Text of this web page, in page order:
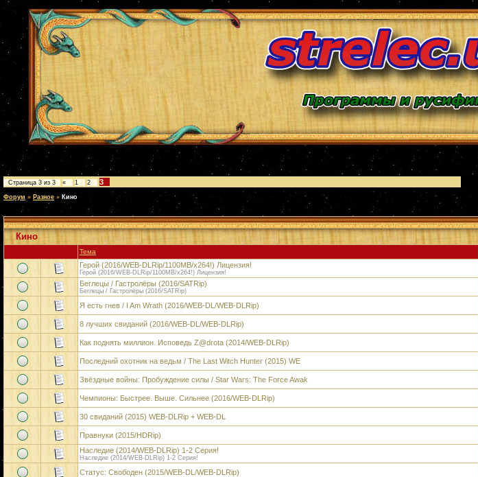
Страница 3 из 3 « 1 2 3
Форум » Разное » Кино
Кино
Тема
Герой (2016/WEB-DLRip/1100MB/х264!) Лицензия!
Герой (2016/WEB-DLRip/1100MB/х264!) Лицензия!
Беглецы / Гастролёры (2016/SATRip)
Беглецы / Гастролёры (2016/SATRip)
Я есть гнев / I Am Wrath (2016/WEB-DL/WEB-DLRip)
8 лучших свиданий (2016/WEB-DL/WEB-DLRip)
Как поднять миллион. Исповедь Z@drota (2014/WEB-DLRip)
Последний охотник на ведьм / The Last Witch Hunter (2015) WE
Звёздные войны: Пробуждение силы / Star Wars: The Force Awak
Чемпионы: Быстрее. Выше. Сильнее (2016/WEB-DLRip)
30 свиданий (2015) WEB-DLRip + WEB-DL
Правнуки (2015/HDRip)
Наследие (2014/WEB-DLRip) 1-2 Серия!
Наследие (2014/WEB-DLRip) 1-2 Серия!
Статус: Свободен (2015/WEB-DL/WEB-DLRip)